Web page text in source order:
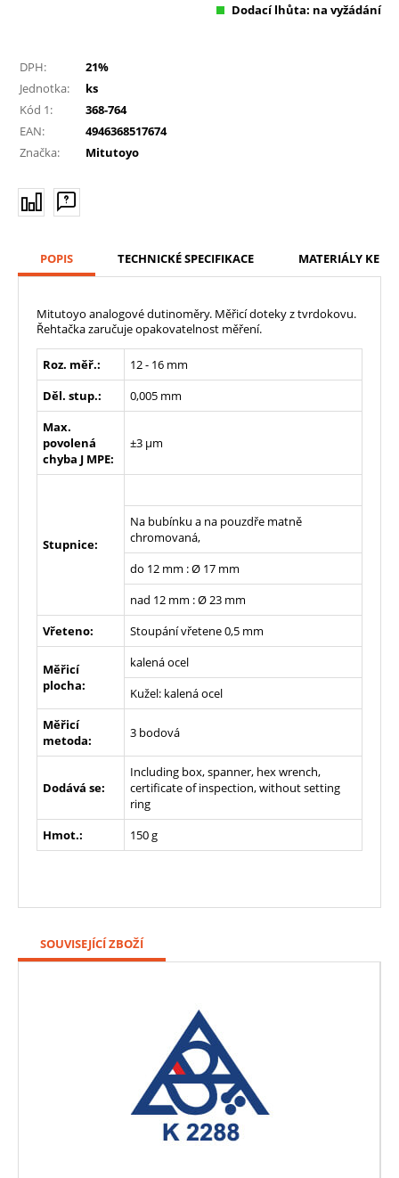
Dodací lhůta: na vyžádání
DPH:
21%
Jednotka:
ks
Kód 1:
368-764
EAN:
4946368517674
Značka:
Mitutoyo
POPIS TECHNICKÉ SPECIFIKACE MATERIÁLY KE
Mitutoyo analogové dutinoměry. Měřicí doteky z tvrdokovu.
Řehtačka zaručuje opakovatelnost měření.
Roz. měř.:
12 - 16 mm
Děl. stup.:
0,005 mm
Max.
povolená
chyba J MPE:
±3 µm
Stupnice:
Na bubínku a na pouzdře matně
chromovaná,
do 12 mm : Ø 17 mm
nad 12 mm : Ø 23 mm
Vřeteno:
Stoupání vřetene 0,5 mm
Měřicí
plocha:
kalená ocel
Kužel: kalená ocel
Měřicí
metoda:
3 bodová
Dodává se:
Including box, spanner, hex wrench,
certificate of inspection, without setting
ring
Hmot.:
150 g
SOUVISEJÍCÍ ZBOŽÍ